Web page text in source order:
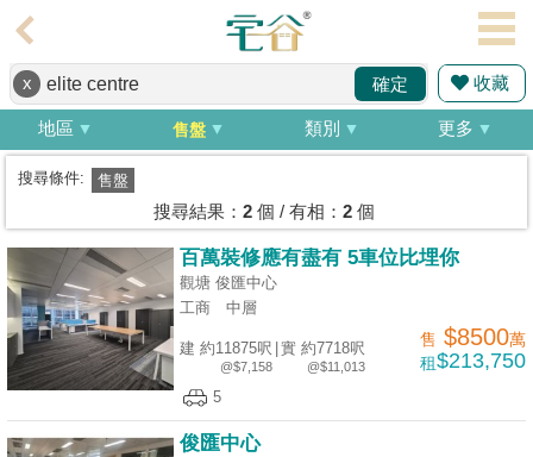
理
主
頁
搵
成
交
業
主
放
盤
x 確定 收藏
地區 售盤 類別 更多
搜尋條件: 售盤
搜尋結果： 2個 / 有相： 2個
百萬裝修應有盡有 5車位比埋你
觀塘 俊匯中心
工商
中層
建 約11875呎
@$7,158
實 約7718呎
@$11,013
售 $8500萬
租$213,750
5
俊匯中心